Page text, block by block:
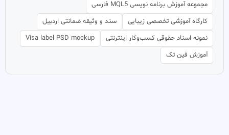
مجموعه آموزش برنامه نویسی MQL5 فارسی
کارگاه آموزشی تخصصی زیبایی
سند و وثیقه ضمانتی اردبیل
نمونه اسناد حقوقی کسب‌وکار اینترنتی
Visa label PSD mockup
آموزش فین تک